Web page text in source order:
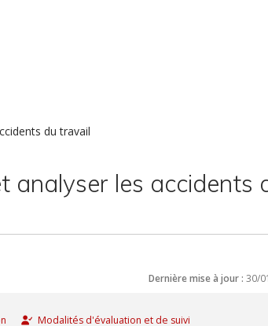
du travail
analyser les accidents
Dernière mise à jour : 30/
Modalités d'évaluation et de suivi